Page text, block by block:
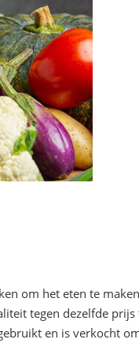
om het eten te
tegen dezelfde
en is verkocht